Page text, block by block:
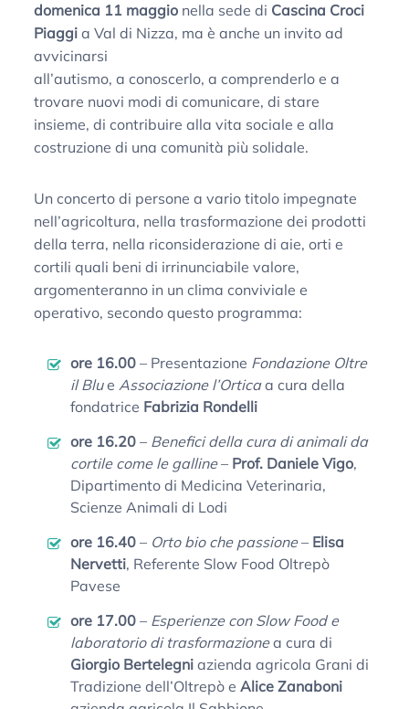
domenica 11 maggio nella sede di Cascina Croci
Piaggi a Val di Nizza, ma è anche un invito ad
avvicinarsi
all’autismo, a conoscerlo, a comprenderlo e a
trovare nuovi modi di comunicare, di stare
insieme, di contribuire alla vita sociale e alla
costruzione di una comunità più solidale.
Un concerto di persone a vario titolo impegnate
nell’agricoltura, nella trasformazione dei prodotti
della terra, nella riconsiderazione di aie, orti e
cortili quali beni di irrinunciabile valore,
argomenteranno in un clima conviviale e
operativo, secondo questo programma:
ore 16.00 – Presentazione Fondazione Oltre
il BlueAssociazione l’Orticaa cura della
fondatrice Fabrizia Rondelli
ore 16.20 – Benefici della cura di animali da
cortile come le galline– Prof. Daniele Vigo,
Dipartimento di Medicina Veterinaria,
Scienze Animali di Lodi
ore 16.40 – Orto bio che passione– Elisa
Nervetti, Referente Slow Food Oltrepò
Pavese
ore 17.00 – Esperienze con Slow Food e
laboratorio di trasformazionea cura di
Giorgio Bertelegni azienda agricola Grani di
Tradizione dell’Oltrepò eAlice Zanaboni